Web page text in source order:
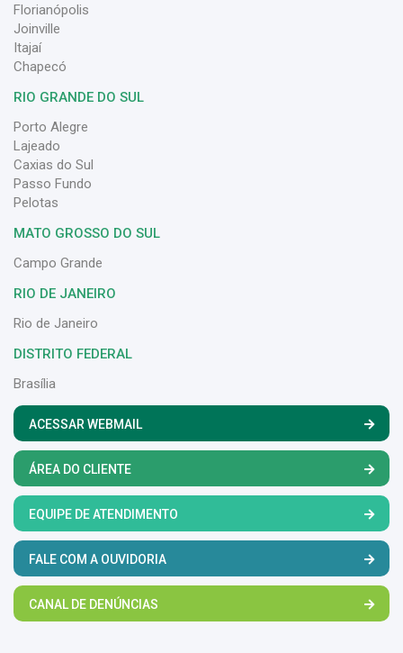
Florianópolis
Joinville
Itajaí
Chapecó
RIO GRANDE DO SUL
Porto Alegre
Lajeado
Caxias do Sul
Passo Fundo
Pelotas
MATO GROSSO DO SUL
Campo Grande
RIO DE JANEIRO
Rio de Janeiro
DISTRITO FEDERAL
Brasília
ACESSAR WEBMAIL
ÁREA DO CLIENTE
EQUIPE DE ATENDIMENTO
FALE COM A OUVIDORIA
CANAL DE DENÚNCIAS